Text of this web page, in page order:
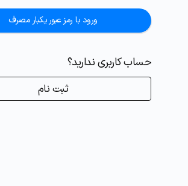
ورود با رمز عبور یکبار مصرف
حساب کاربری ندارید؟
ثبت نام